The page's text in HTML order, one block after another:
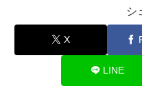
シ
X
LINE